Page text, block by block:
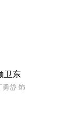
卫东
勇岱 饰